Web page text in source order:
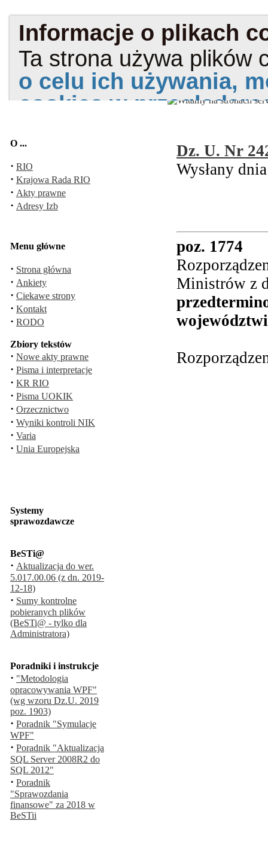
O ...
· RIO
· Krajowa Rada RIO
· Akty prawne
· Adresy Izb
Menu główne
· Strona główna
· Ankiety
· Ciekawe strony
· Kontakt
· RODO
Zbiory tekstów
· Nowe akty prawne
· Pisma i interpretacje
· KR RIO
· Pisma UOKIK
· Orzecznictwo
· Wyniki kontroli NIK
· Varia
· Unia Europejska
Systemy
sprawozdawcze
BeSTi@
· Aktualizacja do wer.
5.017.00.06 (z dn. 2019-
12-18)
· Sumy kontrolne
pobieranych plików
(BeSTi@ - tylko dla
Administratora)
Poradniki i instrukcje
· "Metodologia
opracowywania WPF"
(wg wzoru Dz.U. 2019
poz. 1903)
· Poradnik "Symulacje
WPF"
· Poradnik "Aktualizacja
SQL Server 2008R2 do
SQL 2012"
· Poradnik
"Sprawozdania
finansowe" za 2018 w
BeSTii
Dz. U. Nr
Wysłany
poz. 1774
Ministrów z